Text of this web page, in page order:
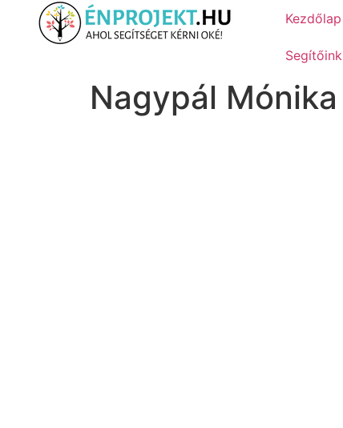
Kezdőlap
Segítőink
Nagypál Mónika